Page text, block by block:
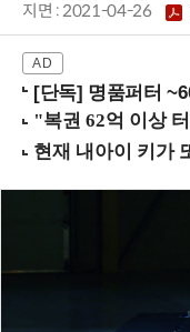
지면 :2021-04-26
[단독] 명품퍼터